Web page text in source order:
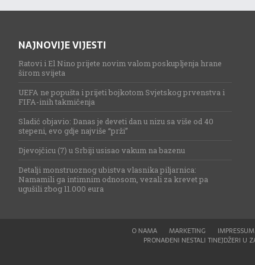
NAJNOVIJE VIJESTI
Ratovi i El Nino prijete novim valom poskupljenja hrane
širom svijeta
UEFA ne popušta i prijeti bojkotom Svjetskog prvenstva i
FIFA-inih takmičenja
Sladić objavio: Danas je deveti dan u nizu sa više od 40
stepeni, evo gdje najviše “prži”
Djevojčicu (7) u Srbiji usisao vakum na bazenu
Detalji monstruoznog ubistva vlasnika piljarnica:
Namamili ga intimnim odnosom, vezali za krevet pa
ugušili zbog 11.000 eura
O NAMA MARKETING IMPRESSUM
PRONAĐENI NESTALI TINEJDŽERI U